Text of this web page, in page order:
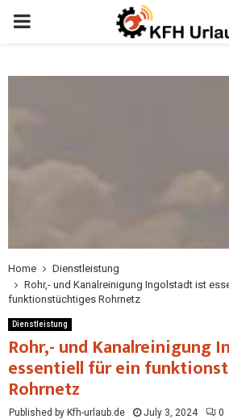
Home
Dienstleistung
Rohr,- und Kanalreinigung Ingolstadt ist
funktionstüchtiges Rohrnetz
Dienstleistung
Rohr,- und Kanalreinigung
essentiell für ein
Rohrnetz
Published by Kfh-urlaub.de July 3, 2024 0